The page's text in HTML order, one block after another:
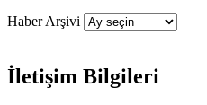
Haber Arşivi
İletişim Bilgileri